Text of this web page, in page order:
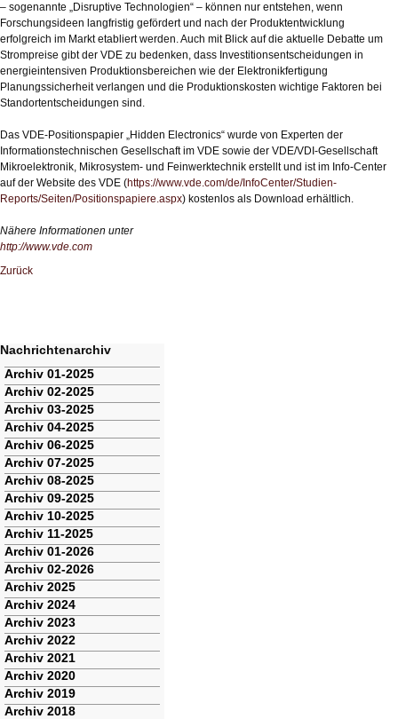
– sogenannte „Disruptive Technologien“ – können nur entstehen, wenn
Forschungsideen langfristig gefördert und nach der Produktentwicklung
erfolgreich im Markt etabliert werden. Auch mit Blick auf die aktuelle Debatte um
Strompreise gibt der VDE zu bedenken, dass Investitionsentscheidungen in
energieintensiven Produktionsbereichen wie der Elektronikfertigung
Planungssicherheit verlangen und die Produktionskosten wichtige Faktoren bei
Standortentscheidungen sind.
Das VDE-Positionspapier „Hidden Electronics“ wurde von Experten der
Informationstechnischen Gesellschaft im VDE sowie der VDE/VDI-Gesellschaft
Mikroelektronik, Mikrosystem- und Feinwerktechnik erstellt und ist im Info-Center
auf der Website des VDE (https://www.vde.com/de/InfoCenter/Studien-
Reports/Seiten/Positionspapiere.aspx) kostenlos als Download erhältlich.
Nähere Informationen unter
http://www.vde.com
Zurück
Nachrichtenarchiv
Navigation
überspringen
Archiv 01-2025
Archiv 02-2025
Archiv 03-2025
Archiv 04-2025
Archiv 06-2025
Archiv 07-2025
Archiv 08-2025
Archiv 09-2025
Archiv 10-2025
Archiv 11-2025
Archiv 01-2026
Archiv 02-2026
Archiv 2025
Archiv 2024
Archiv 2023
Archiv 2022
Archiv 2021
Archiv 2020
Archiv 2019
Archiv 2018